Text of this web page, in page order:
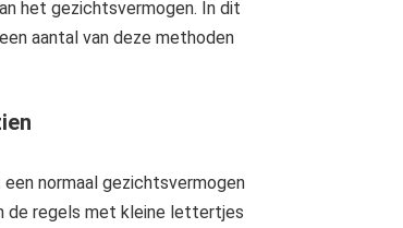
het gezichtsvermogen. In dit
aantal van deze methoden
normaal gezichtsvermogen
de regels met kleine lettertjes